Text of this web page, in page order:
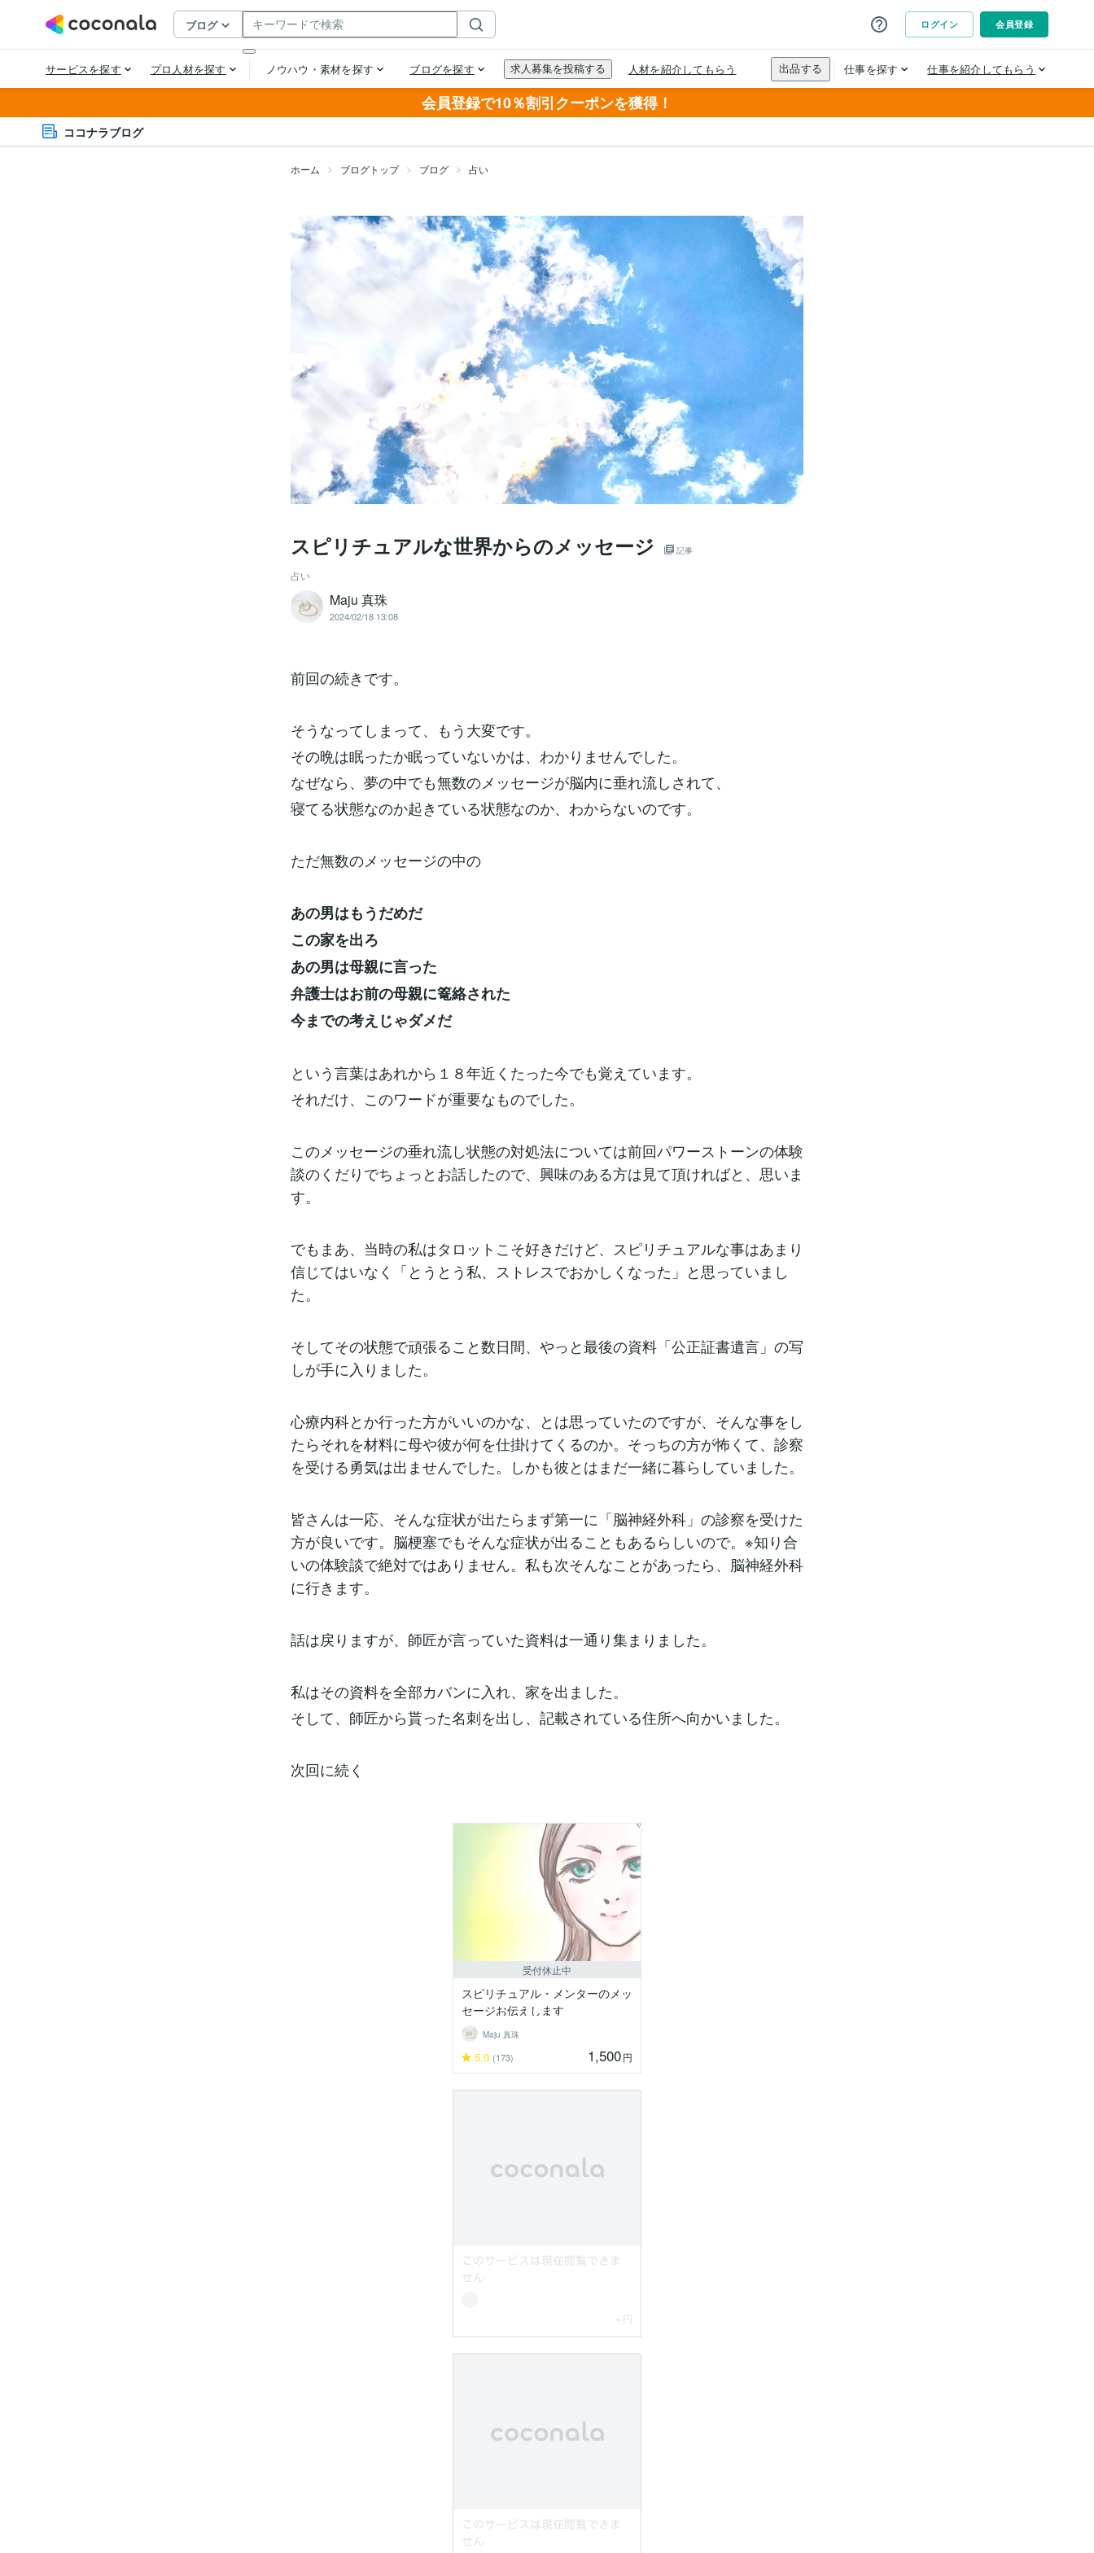
会員登録で10％割引クーポンを獲得！
ココナラブログ
ホーム ブログトップ ブログ 占い
スピリチュアルな世界からのメッセージ 記事
占い
Maju 真珠
2024/02/18 13:08
前回の続きです。
そうなってしまって、もう大変です。
その晩は眠ったか眠っていないかは、わかりませんでした。
なぜなら、夢の中でも無数のメッセージが脳内に垂れ流しされて、
寝てる状態なのか起きている状態なのか、わからないのです。
ただ無数のメッセージの中の
あの男はもうだめだ
この家を出ろ
あの男は母親に言った
弁護士はお前の母親に篭絡された
今までの考えじゃダメだ
という言葉はあれから１８年近くたった今でも覚えています。
それだけ、このワードが重要なものでした。
このメッセージの垂れ流し状態の対処法については前回パワーストーンの体験
談のくだりでちょっとお話したので、興味のある方は見て頂ければと、思いま
す。
でもまあ、当時の私はタロットこそ好きだけど、スピリチュアルな事はあまり
信じてはいなく「とうとう私、ストレスでおかしくなった」と思っていまし
た。
そしてその状態で頑張ること数日間、やっと最後の資料「公正証書遺言」の写
しが手に入りました。
心療内科とか行った方がいいのかな、とは思っていたのですが、そんな事をし
たらそれを材料に母や彼が何を仕掛けてくるのか。そっちの方が怖くて、診察
を受ける勇気は出ませんでした。しかも彼とはまだ一緒に暮らしていました。
皆さんは一応、そんな症状が出たらまず第一に「脳神経外科」の診察を受けた
方が良いです。脳梗塞でもそんな症状が出ることもあるらしいので。※知り合
いの体験談で絶対ではありません。私も次そんなことがあったら、脳神経外科
に行きます。
話は戻りますが、師匠が言っていた資料は一通り集まりました。
私はその資料を全部カバンに入れ、家を出ました。
そして、師匠から貰った名刺を出し、記載されている住所へ向かいました。
次回に続く
受付休止中
スピリチュアル・メンターのメッ
セージお伝えします
Maju 真珠
5.0 (173) 1,500円